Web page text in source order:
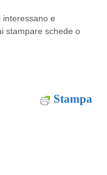
interessano e
stampare schede o
Stampa